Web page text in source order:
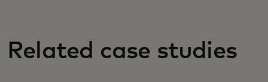
Related case studies